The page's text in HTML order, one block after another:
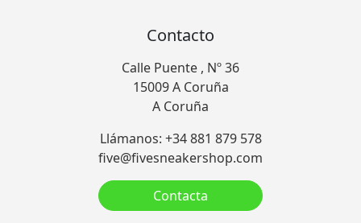
Contacto
Calle Puente , Nº 36
15009 A Coruña
A Coruña
Llámanos: +34 881 879 578
five@fivesneakershop.com
Contacta